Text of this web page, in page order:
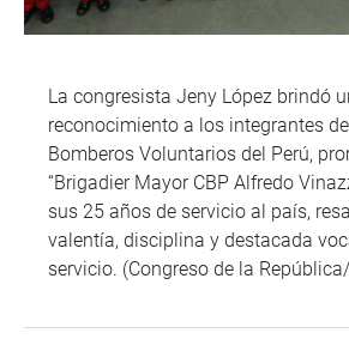
La congresista Jeny López brindó
reconocimiento a los integrantes
Bomberos Voluntarios del Perú,
“Brigadier Mayor CBP Alfredo
sus 25 años de servicio al país,
valentía, disciplina y destacada
servicio. (Congreso de la